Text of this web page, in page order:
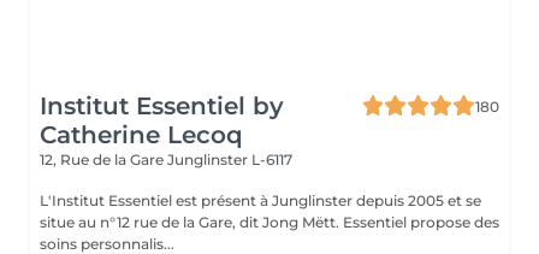
Institut Essentiel by
Catherine Lecoq
180
12, Rue de la Gare Junglinster L-6117
L'Institut Essentiel est présent à Junglinster depuis 2005 et se
situe au n°12 rue de la Gare, dit Jong Mëtt. Essentiel propose des
soins personnalis...